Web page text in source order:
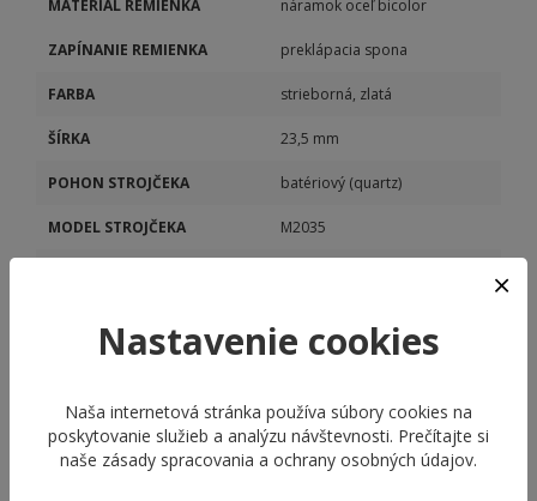
MATERIÁL REMIENKA náramok oceľ bicolor
ZAPÍNANIE REMIENKA preklápacia spona
FARBA strieborná, zlatá
ŠÍRKA 23,5 mm
POHON STROJČEKA batériový (quartz)
MODEL STROJČEKA M2035
Nastavenie cookies
Naša internetová stránka používa súbory cookies na
poskytovanie služieb a analýzu návštevnosti. Prečítajte si
naše zásady spracovania a ochrany osobných údajov.